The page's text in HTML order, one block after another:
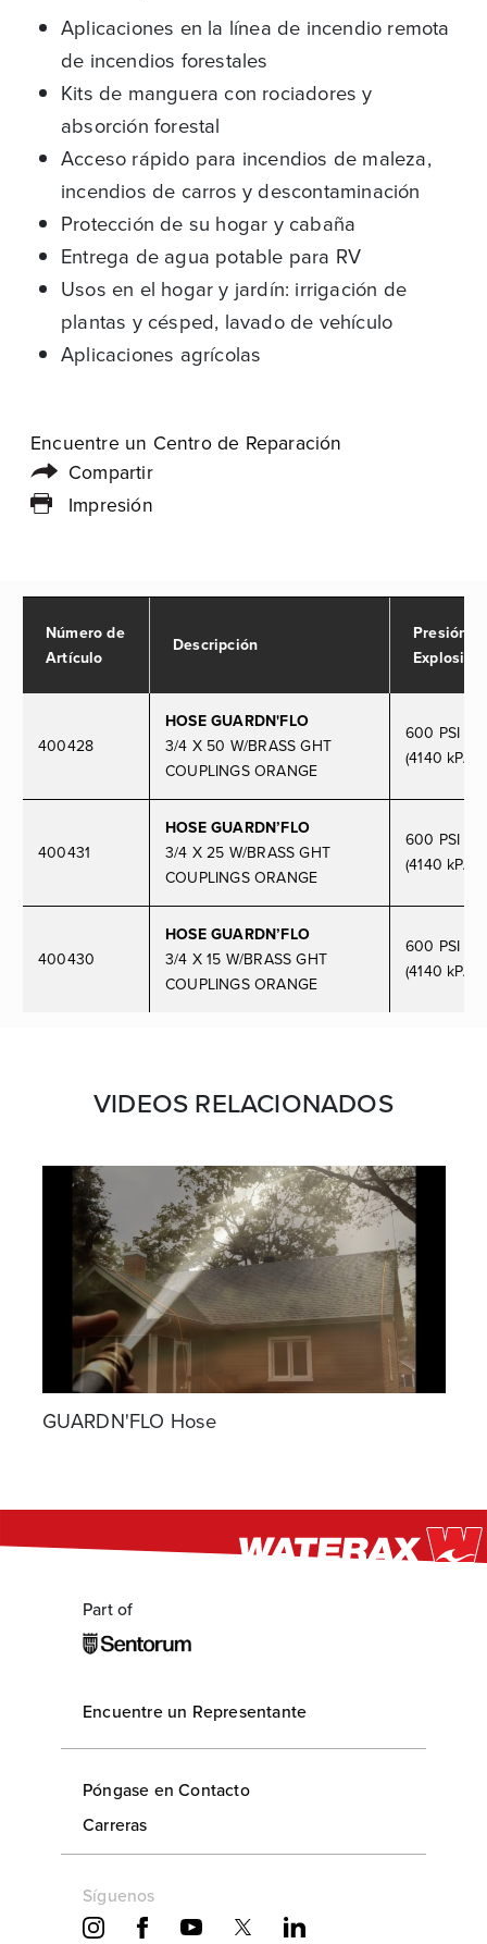
Aplicaciones en la línea de incendio remota
de incendios forestales
Kits de manguera con rociadores y
absorción forestal
Acceso rápido para incendios de maleza,
incendios de carros y descontaminación
Protección de su hogar y cabaña
Entrega de agua potable para RV
Usos en el hogar y jardín: irrigación de
plantas y césped, lavado de vehículo
Aplicaciones agrícolas
Encuentre un Centro de Reparación
Compartir
Impresión
Número de
Artículo
Descripción
Presión
Explosión
400428
HOSE GUARDN'FLO
3/4 X 50 W/BRASS GHT
COUPLINGS ORANGE
600 PSI
(4140 kPA)
400431
HOSE GUARDN’FLO
3/4 X 25 W/BRASS GHT
COUPLINGS ORANGE
600 PSI
(4140 kPA)
400430
HOSE GUARDN’FLO
3/4 X 15 W/BRASS GHT
COUPLINGS ORANGE
600 PSI
(4140 kPA)
VIDEOS RELACIONADOS
GUARDN'FLO Hose
Part of
Encuentre un Representante
Póngase en Contacto
Carreras
Síguenos